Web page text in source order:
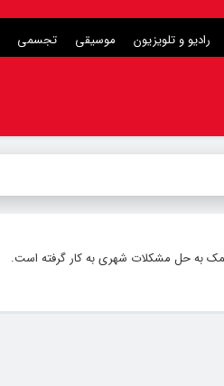
رادیو و تلویزیون موسیقی تجسمی
کمک به حل مشکلات شهری به کار گرفته است.